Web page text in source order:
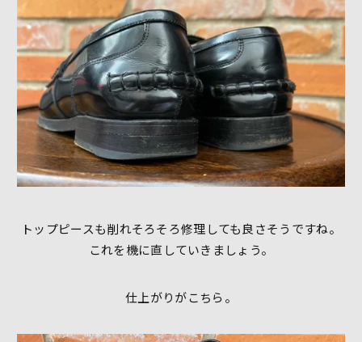
トップピースも削れそろそろ修理しても良さそうですね。
これを機に直していきましょう。
仕上がりがこちら。